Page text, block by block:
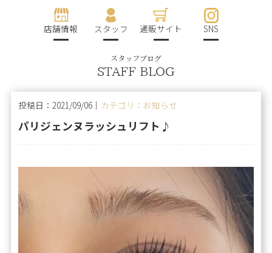
店舗情報 スタッフ 通販サイト SNS
スタッフブログ
STAFF BLOG
投稿日：2021/09/06｜ カテゴリ：お知らせ
パリジェンヌラッシュリフト♪